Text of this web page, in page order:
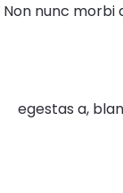
Non nunc morbi
egestas a,